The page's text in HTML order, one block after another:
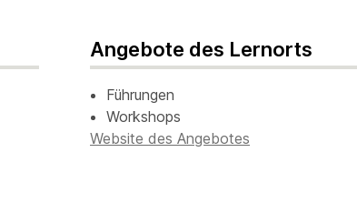
Angebote des Lernorts
Führungen
Workshops
Website des Angebotes